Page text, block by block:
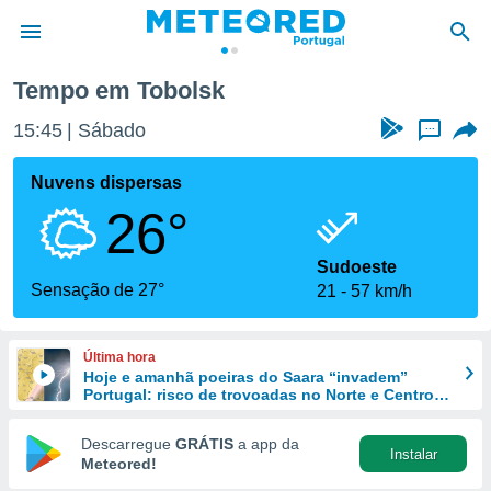
da
foi
fornecidas
a este
das
e
forma
digital
Tempo em Tobolsk
15:45 Sábado ...
Nuvens dispersas
26°
Sensação de 27°
Sudoeste
21
57 km/h
Última hora
Hoje e amanhã poeiras do Saara “invadem”
Portugal: risco de trovoadas no Norte e Centro
Descarregue GRÁTIS a app da
Meteored!
Instalar